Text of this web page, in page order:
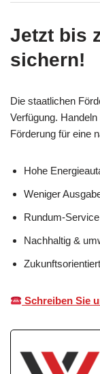
Jetzt bis
sichern!
Die staatlichen
Verfügung.
Förderung für eine
Hohe
Weniger
Rundum-Service
Nachhaltig &
Schreiben Sie